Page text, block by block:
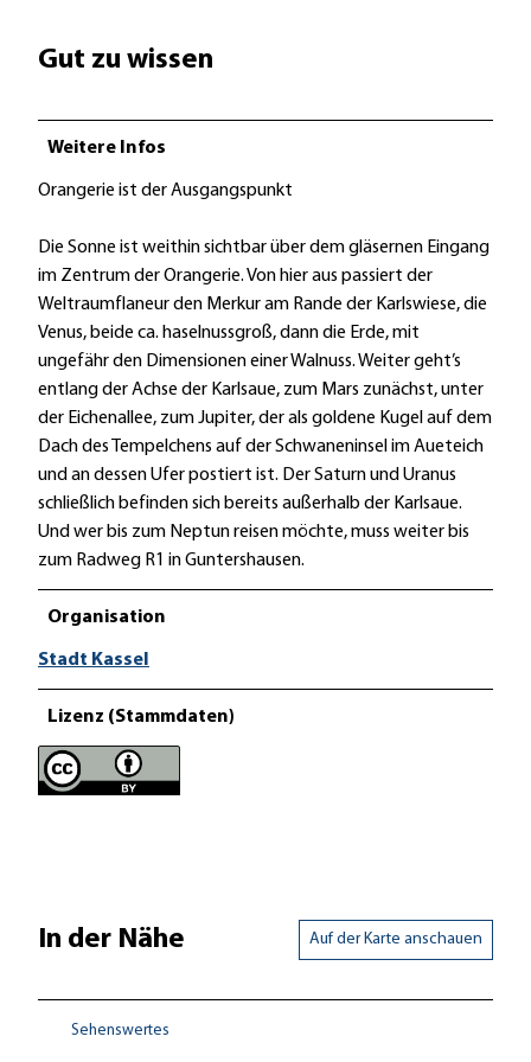
Gut zu wissen
Weitere Infos
Orangerie ist der Ausgangspunkt
Die Sonne ist weithin sichtbar über dem gläsernen Eingang
im Zentrum der Orangerie. Von hier aus passiert der
Weltraumflaneur den Merkur am Rande der Karlswiese, die
Venus, beide ca. haselnussgroß, dann die Erde, mit
ungefähr den Dimensionen einer Walnuss. Weiter geht’s
entlang der Achse der Karlsaue, zum Mars zunächst, unter
der Eichenallee, zum Jupiter, der als goldene Kugel auf dem
Dach des Tempelchens auf der Schwaneninsel im Aueteich
und an dessen Ufer postiert ist. Der Saturn und Uranus
schließlich befinden sich bereits außerhalb der Karlsaue.
Und wer bis zum Neptun reisen möchte, muss weiter bis
zum Radweg R1 in Guntershausen.
Organisation
Stadt Kassel
Lizenz (Stammdaten)
In der Nähe Auf der Karte anschauen
Sehenswertes